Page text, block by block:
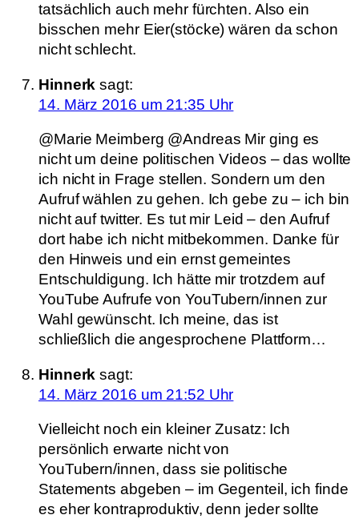
tatsächlich auch mehr fürchten. Also ein
bisschen mehr Eier(stöcke) wären da schon
nicht schlecht.
Hinnerk sagt:
14. März 2016 um 21:35 Uhr
@Marie Meimberg @Andreas Mir ging es
nicht um deine politischen Videos – das wollte
ich nicht in Frage stellen. Sondern um den
Aufruf wählen zu gehen. Ich gebe zu – ich bin
nicht auf twitter. Es tut mir Leid – den Aufruf
dort habe ich nicht mitbekommen. Danke für
den Hinweis und ein ernst gemeintes
Entschuldigung. Ich hätte mir trotzdem auf
YouTube Aufrufe von YouTubern/innen zur
Wahl gewünscht. Ich meine, das ist
schließlich die angesprochene Plattform…
Hinnerk sagt:
14. März 2016 um 21:52 Uhr
Vielleicht noch ein kleiner Zusatz: Ich
persönlich erwarte nicht von
YouTubern/innen, dass sie politische
Statements abgeben – im Gegenteil, ich finde
es eher kontraproduktiv, denn jeder sollte